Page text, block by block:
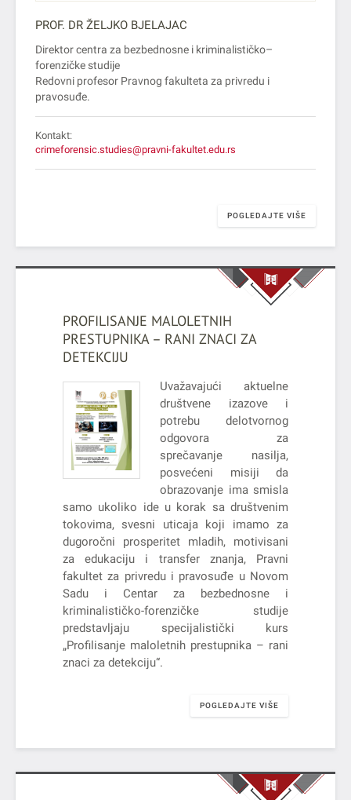
PROF. DR ŽELJKO BJELAJAC
Direktor centra za bezbednosne i kriminalističko–
forenzičke studije
Redovni profesor Pravnog fakulteta za privredu i
pravosuđe.
Kontakt:
crimeforensic.studies@pravni-fakultet.edu.rs
POGLEDAJTE VIŠE
PROFILISANJE MALOLETNIH
PRESTUPNIKA – RANI ZNACI ZA
DETEKCIJU
Uvažavajući aktuelne
društvene izazove i
potrebu delotvornog
odgovora za
sprečavanje nasilja,
posvećeni misiji da
obrazovanje ima smisla
samo ukoliko ide u korak sa društvenim
tokovima, svesni uticaja koji imamo za
dugoročni prosperitet mladih, motivisani
za edukaciju i transfer znanja, Pravni
fakultet za privredu i pravosuđe u Novom
Sadu i Centar za bezbednosne i
kriminalističko-forenzičke studije
predstavljaju specijalistički kurs
„Profilisanje maloletnih prestupnika – rani
znaci za detekciju“.
POGLEDAJTE VIŠE